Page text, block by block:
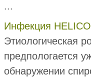
...
Инфекция
Этиологическая
предпологается
обнаружении